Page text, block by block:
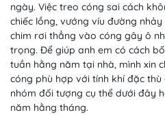
ngày. Việc treo cóng sai cách
chiếc lồng, vướng víu đường
chim rơi thẳng vào cóng gây ô
trọng. Để giúp anh em có cách
tuần hằng năm tại nhà, mình xin
cóng phù hợp với tính khí đặc
nhóm đối tượng cụ thể dưới đây
năm hằng tháng.